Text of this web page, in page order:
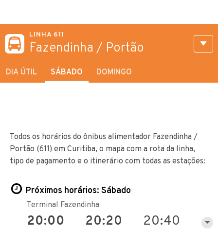
LINHA 611
Fazendinha / Portão
DIA ÚTIL SÁBADO DOMINGO
Todos os horários do ônibus alimentador Fazendinha /
Portão (611) em Curitiba, o mapa com a rota da linha,
tipo de pagamento e o itinerário com todas as estações:
Próximos horários: Sábado
Terminal Fazendinha
20:00 20:20 20:40